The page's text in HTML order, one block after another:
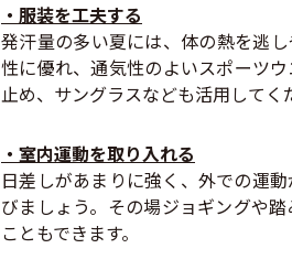
・服装を工夫する
発汗量の多い夏には、体の熱を逃
性に優れ、通気性のよいスポーツ
止め、サングラスなども活用してく
・室内運動を取り入れる
日差しがあまりに強く、外での運
びましょう。その場ジョギングや
こともできます。